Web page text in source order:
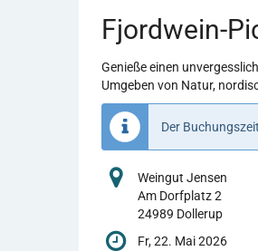
Fjordwein-
Genieße einen
Umgeben von Natur,
Der
Weingut Jensen
Am Dorfplatz 2
24989 Dollerup
Fr, 22. Mai 2026